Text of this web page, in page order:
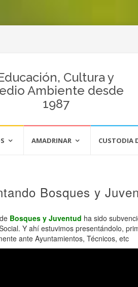
Cultura y
Ambiente desde
1987
AMADRINAR CUSTODIA
Bosques y
Bosques y Juventud ha sido
Y ahí estuvimos presentándolo,
ante Ayuntamientos, Técnicos, etc